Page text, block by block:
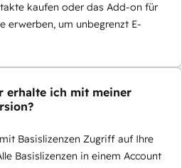
kaufen oder das Add-on für
erwerben, um unbegrenzt E-
erhalte ich mit meiner
Basislizenzen Zugriff auf Ihre
Basislizenzen in einem Account